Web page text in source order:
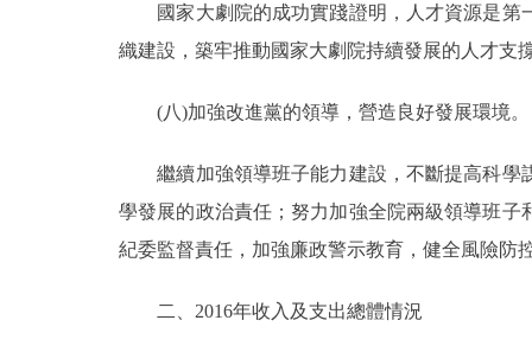
國家大劇院的成功實踐證明，人才資源是第
織建設，築牢推動國家大劇院持續發展的人才支
(八)加強改進黨的領導，營造良好發展環境。
繼續加強領導班子能力建設，不斷提高科學
學發展的政治責任；努力加強全院兩級領導班
紀委監督責任，加強廉政警示教育，健全風險防
二、2016年收入及支出總體情況